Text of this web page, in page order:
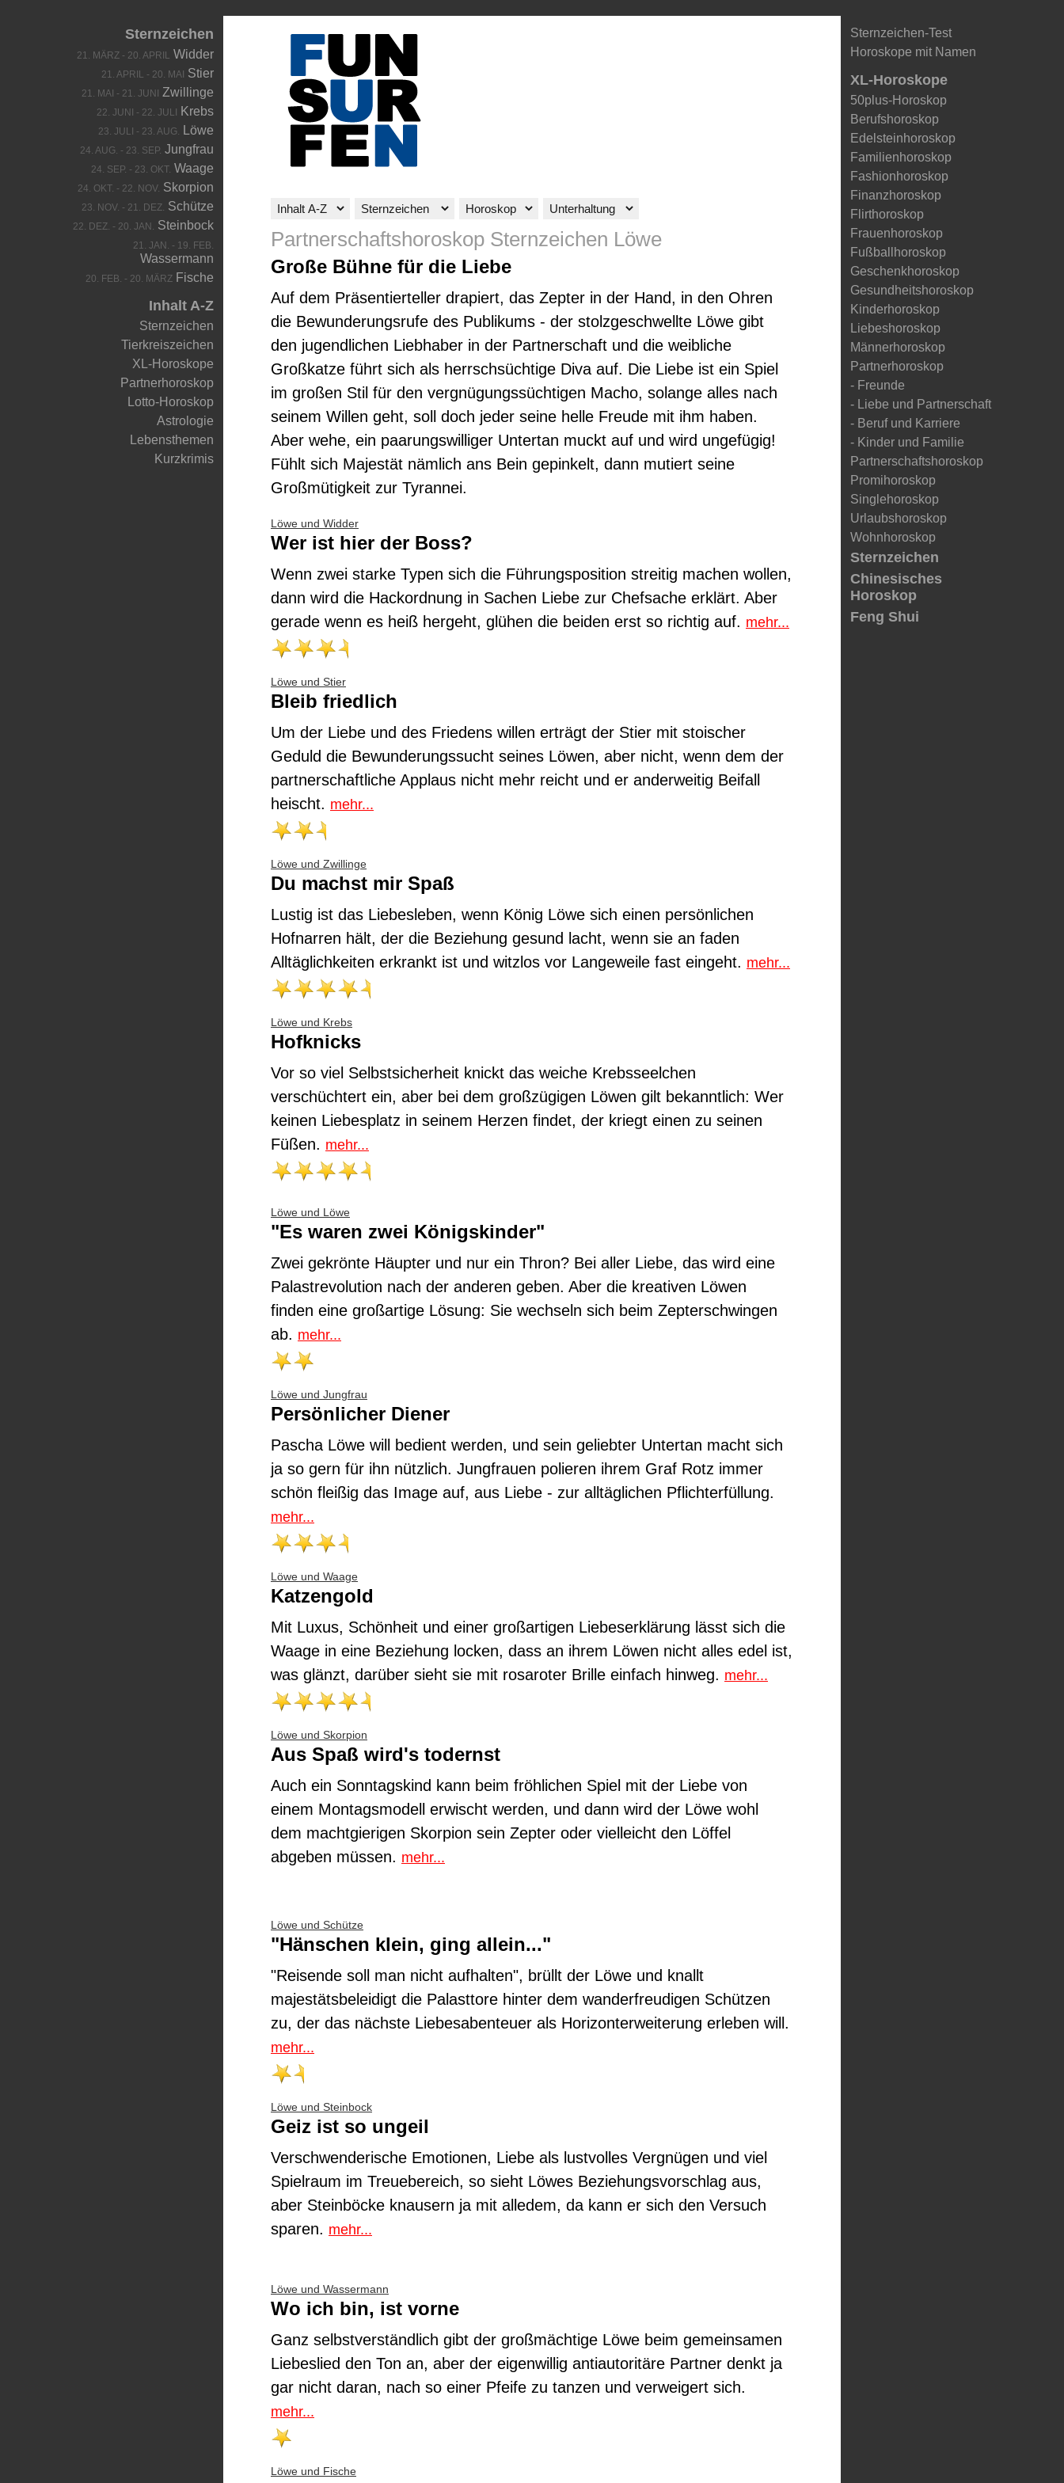
Sternzeichen
21. MÄRZ - 20. APRIL Widder
21. APRIL - 20. MAI Stier
21. MAI - 21. JUNI Zwillinge
22. JUNI - 22. JULI Krebs
23. JULI - 23. AUG. Löwe
24. AUG. - 23. SEP. Jungfrau
24. SEP. - 23. OKT. Waage
24. OKT. - 22. NOV. Skorpion
23. NOV. - 21. DEZ. Schütze
22. DEZ. - 20. JAN. Steinbock
21. JAN. - 19. FEB.
Wassermann
20. FEB. - 20. MÄRZ Fische
Inhalt A-Z
Sternzeichen
Tierkreiszeichen
XL-Horoskope
Partnerhoroskop
Lotto-Horoskop
Astrologie
Lebensthemen
Kurzkrimis
Sternzeichen-Test
Horoskope mit Namen
XL-Horoskope
50plus-Horoskop
Berufshoroskop
Edelsteinhoroskop
Familienhoroskop
Fashionhoroskop
Finanzhoroskop
Flirthoroskop
Frauenhoroskop
Fußballhoroskop
Geschenkhoroskop
Gesundheitshoroskop
Kinderhoroskop
Liebeshoroskop
Männerhoroskop
Partnerhoroskop
- Freunde
- Liebe und Partnerschaft
- Beruf und Karriere
- Kinder und Familie
Partnerschaftshoroskop
Promihoroskop
Singlehoroskop
Urlaubshoroskop
Wohnhoroskop
Sternzeichen
Chinesisches
Horoskop
Feng Shui
Partnerschaftshoroskop Sternzeichen Löwe
Große Bühne für die Liebe
Auf dem Präsentierteller drapiert, das Zepter in der Hand, in den Ohren
die Bewunderungsrufe des Publikums - der stolzgeschwellte Löwe gibt
den jugendlichen Liebhaber in der Partnerschaft und die weibliche
Großkatze führt sich als herrschsüchtige Diva auf. Die Liebe ist ein Spiel
im großen Stil für den vergnügungssüchtigen Macho, solange alles nach
seinem Willen geht, soll doch jeder seine helle Freude mit ihm haben.
Aber wehe, ein paarungswilliger Untertan muckt auf und wird ungefügig!
Fühlt sich Majestät nämlich ans Bein gepinkelt, dann mutiert seine
Großmütigkeit zur Tyrannei.
Löwe und Widder
Wer ist hier der Boss?
Wenn zwei starke Typen sich die Führungsposition streitig machen wollen,
dann wird die Hackordnung in Sachen Liebe zur Chefsache erklärt. Aber
gerade wenn es heiß hergeht, glühen die beiden erst so richtig auf. mehr...
Löwe und Stier
Bleib friedlich
Um der Liebe und des Friedens willen erträgt der Stier mit stoischer
Geduld die Bewunderungssucht seines Löwen, aber nicht, wenn dem der
partnerschaftliche Applaus nicht mehr reicht und er anderweitig Beifall
heischt. mehr...
Löwe und Zwillinge
Du machst mir Spaß
Lustig ist das Liebesleben, wenn König Löwe sich einen persönlichen
Hofnarren hält, der die Beziehung gesund lacht, wenn sie an faden
Alltäglichkeiten erkrankt ist und witzlos vor Langeweile fast eingeht. mehr...
Löwe und Krebs
Hofknicks
Vor so viel Selbstsicherheit knickt das weiche Krebsseelchen
verschüchtert ein, aber bei dem großzügigen Löwen gilt bekanntlich: Wer
keinen Liebesplatz in seinem Herzen findet, der kriegt einen zu seinen
Füßen. mehr...
Löwe und Löwe
"Es waren zwei Königskinder"
Zwei gekrönte Häupter und nur ein Thron? Bei aller Liebe, das wird eine
Palastrevolution nach der anderen geben. Aber die kreativen Löwen
finden eine großartige Lösung: Sie wechseln sich beim Zepterschwingen
ab. mehr...
Löwe und Jungfrau
Persönlicher Diener
Pascha Löwe will bedient werden, und sein geliebter Untertan macht sich
ja so gern für ihn nützlich. Jungfrauen polieren ihrem Graf Rotz immer
schön fleißig das Image auf, aus Liebe - zur alltäglichen Pflichterfüllung.
mehr...
Löwe und Waage
Katzengold
Mit Luxus, Schönheit und einer großartigen Liebeserklärung lässt sich die
Waage in eine Beziehung locken, dass an ihrem Löwen nicht alles edel ist,
was glänzt, darüber sieht sie mit rosaroter Brille einfach hinweg. mehr...
Löwe und Skorpion
Aus Spaß wird's todernst
Auch ein Sonntagskind kann beim fröhlichen Spiel mit der Liebe von
einem Montagsmodell erwischt werden, und dann wird der Löwe wohl
dem machtgierigen Skorpion sein Zepter oder vielleicht den Löffel
abgeben müssen. mehr...
Löwe und Schütze
"Hänschen klein, ging allein..."
"Reisende soll man nicht aufhalten", brüllt der Löwe und knallt
majestätsbeleidigt die Palasttore hinter dem wanderfreudigen Schützen
zu, der das nächste Liebesabenteuer als Horizonterweiterung erleben will.
mehr...
Löwe und Steinbock
Geiz ist so ungeil
Verschwenderische Emotionen, Liebe als lustvolles Vergnügen und viel
Spielraum im Treuebereich, so sieht Löwes Beziehungsvorschlag aus,
aber Steinböcke knausern ja mit alledem, da kann er sich den Versuch
sparen. mehr...
Löwe und Wassermann
Wo ich bin, ist vorne
Ganz selbstverständlich gibt der großmächtige Löwe beim gemeinsamen
Liebeslied den Ton an, aber der eigenwillig antiautoritäre Partner denkt ja
gar nicht daran, nach so einer Pfeife zu tanzen und verweigert sich.
mehr...
Löwe und Fische